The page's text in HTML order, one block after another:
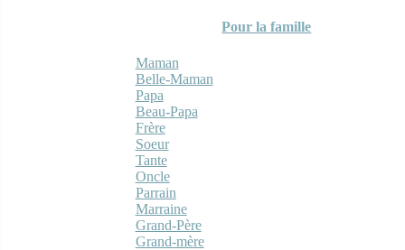
Pour la famille
Maman
Belle-Maman
Papa
Beau-Papa
Frère
Soeur
Tante
Oncle
Parrain
Marraine
Grand-Père
Grand-mère